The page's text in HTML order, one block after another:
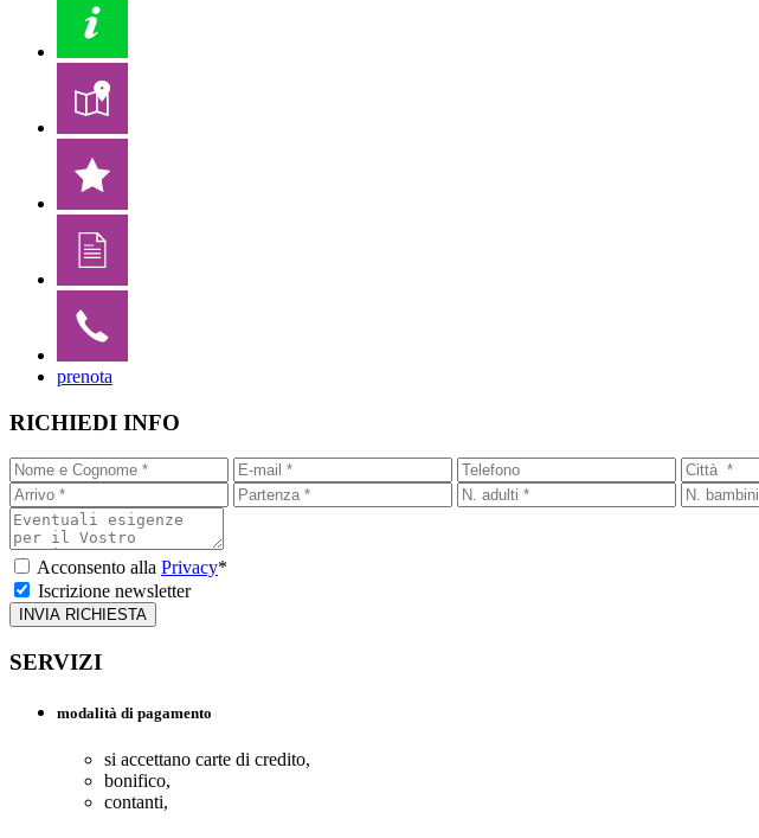
prenota
RICHIEDI INFO
Acconsento alla Privacy*
Iscrizione newsletter
SERVIZI
modalità di pagamento
si accettano carte di credito,
bonifico,
contanti,